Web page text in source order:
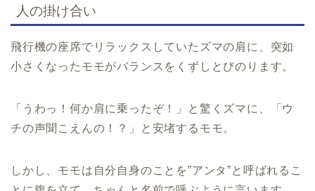
人の掛け合い
飛行機の座席でリラックスしていたズマの肩に、突如
小さくなったモモがバランスをくずしとびのります。
「うわっ！何か肩に乗ったぞ！」と驚くズマに、「ウ
チの声聞こえんの！？」と安堵するモモ。
しかし、モモは自分自身のことを”アンタ”と呼ばれるこ